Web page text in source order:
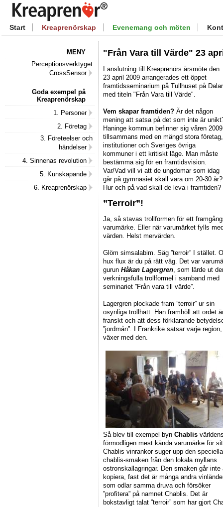
Start Kreaprenörskap Evenemang och möten
MENY
Perceptionsverktyget
CrossSensor
Goda exempel på
Kreaprenörskap
1. Personer
2. Företag
3. Företeelser och
händelser
4. Sinnenas revolution
5. Kunskapande
6. Kreaprenörskap
"Från Vara till Värde" 23
I anslutning till Kreaprenörs årsmöte den
23 april 2009 arrangerades ett öppet
framtidsseminarium på Tullhuset på
med titeln "Från Vara till Värde".
Vem skapar framtiden? Är det någon
mening att satsa på det som inte är
Haninge kommun befinner sig våren 2009
tillsammans med en mängd stora företag,
institutioner och Sveriges övriga
kommuner i ett kritiskt läge. Man måste
bestämma sig för en framtidsvision.
Var/Vad vill vi att de ungdomar som idag
går på gymnasiet skall vara om 20-30 år?
Hur och på vad skall de leva i framtiden?
”Terroir”!
Ja, så stavas trollformen för ett
varumärke. Eller när varumärket fylls
värden. Helst mervärden.
Glöm simsalabim. Säg ”terroir” I stället.
hux flux är du på rätt väg. Det var
gurun Håkan Lagergren, som lärde ut
verkningsfulla trollformel i samband med
seminariet ”Från vara till värde”.
Lagergren plockade fram ”terroir” ur sin
osynliga trollhatt. Han framhöll att ordet
franskt och att dess förklarande
”jordmån”. I Frankrike satsar varje
växer med den.
Så blev till exempel byn Chablis
förmodligen mest kända varumärke för
Chablis vinrankor suger upp den speciella
chablis-smaken från den lokala myllans
ostronskallagringar. Den smaken går inte
kopiera, fast det är många andra
som odlar samma druva och försöker
”profitera” på namnet Chablis. Det är
bokstavligt talat ”terroir” som har gjort